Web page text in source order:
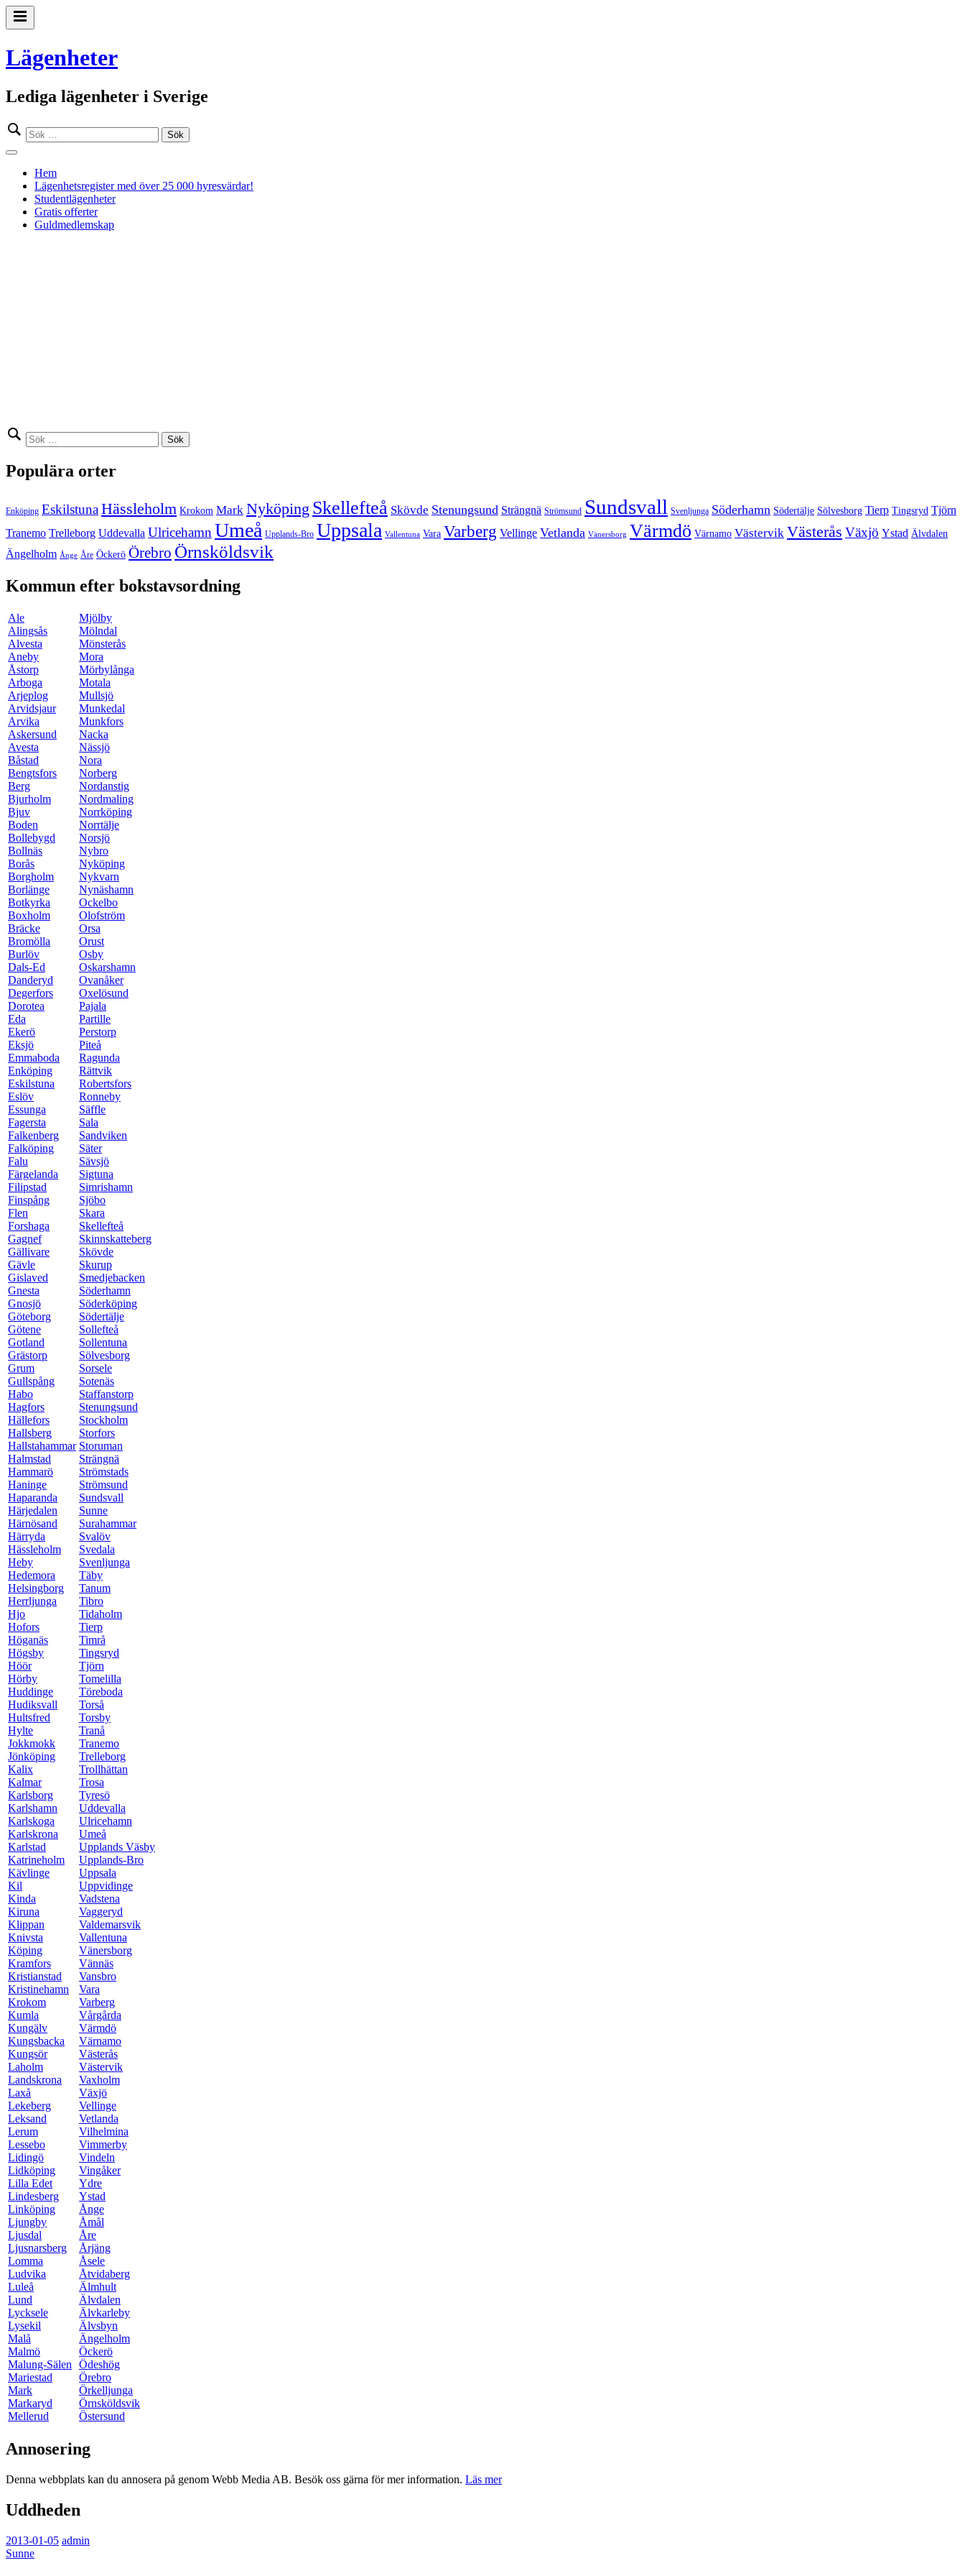
Gå
till
Primär
Lägenheter
Lediga lägenheter i Sverige
Sök
efter:
Stäng
Hem
Lägenhetsregister med över 25 000 hyresvärdar!
Studentlägenheter
Gratis offerter
Guldmedlemskap
Sök
efter:
Populära orter
Enköping EskilstunaHässleholm Krokom Mark Nyköping Skellefteå Skövde Stenungsund Strängnä Strömsund Sundsvall Svenljunga Söderhamn Södertälje Sölvesborg Tierp Tingsryd Tjörn
Tranemo Trelleborg Uddevalla Ulricehamn Umeå Upplands-Bro Uppsala Vallentuna Vara Varberg Vellinge Vetlanda Vänersborg Värmdö Värnamo Västervik Västerås Växjö Ystad Älvdalen
Ängelholm Ånge Åre Öckerö Örebro Örnsköldsvik
Kommun efter bokstavsordning
Ale
Alingsås
Alvesta
Aneby
Åstorp
Arboga
Arjeplog
Arvidsjaur
Arvika
Askersund
Avesta
Båstad
Bengtsfors
Berg
Bjurholm
Bjuv
Boden
Bollebygd
Bollnäs
Borås
Borgholm
Borlänge
Botkyrka
Boxholm
Bräcke
Bromölla
Burlöv
Dals-Ed
Danderyd
Degerfors
Dorotea
Eda
Ekerö
Eksjö
Emmaboda
Enköping
Eskilstuna
Eslöv
Essunga
Fagersta
Falkenberg
Falköping
Falu
Färgelanda
Filipstad
Finspång
Flen
Forshaga
Gagnef
Gällivare
Gävle
Gislaved
Gnesta
Gnosjö
Göteborg
Götene
Gotland
Grästorp
Grum
Gullspång
Habo
Hagfors
Hällefors
Hallsberg
Hallstahammar
Halmstad
Hammarö
Haninge
Haparanda
Härjedalen
Härnösand
Härryda
Hässleholm
Heby
Hedemora
Helsingborg
Herrljunga
Hjo
Hofors
Höganäs
Högsby
Höör
Hörby
Huddinge
Hudiksvall
Hultsfred
Hylte
Jokkmokk
Jönköping
Kalix
Kalmar
Karlsborg
Karlshamn
Karlskoga
Karlskrona
Karlstad
Katrineholm
Kävlinge
Kil
Kinda
Kiruna
Klippan
Knivsta
Köping
Kramfors
Kristianstad
Kristinehamn
Krokom
Kumla
Kungälv
Kungsbacka
Kungsör
Laholm
Landskrona
Laxå
Lekeberg
Leksand
Lerum
Lessebo
Lidingö
Lidköping
Lilla Edet
Lindesberg
Linköping
Ljungby
Ljusdal
Ljusnarsberg
Lomma
Ludvika
Luleå
Lund
Lycksele
Lysekil
Malå
Malmö
Malung-Sälen
Mariestad
Mark
Markaryd
Mellerud
Mjölby
Mölndal
Mönsterås
Mora
Mörbylånga
Motala
Mullsjö
Munkedal
Munkfors
Nacka
Nässjö
Nora
Norberg
Nordanstig
Nordmaling
Norrköping
Norrtälje
Norsjö
Nybro
Nyköping
Nykvarn
Nynäshamn
Ockelbo
Olofström
Orsa
Orust
Osby
Oskarshamn
Ovanåker
Oxelösund
Pajala
Partille
Perstorp
Piteå
Ragunda
Rättvik
Robertsfors
Ronneby
Säffle
Sala
Sandviken
Säter
Sävsjö
Sigtuna
Simrishamn
Sjöbo
Skara
Skellefteå
Skinnskatteberg
Skövde
Skurup
Smedjebacken
Söderhamn
Söderköping
Södertälje
Sollefteå
Sollentuna
Sölvesborg
Sorsele
Sotenäs
Staffanstorp
Stenungsund
Stockholm
Storfors
Storuman
Strängnä
Strömstads
Strömsund
Sundsvall
Sunne
Surahammar
Svalöv
Svedala
Svenljunga
Täby
Tanum
Tibro
Tidaholm
Tierp
Timrå
Tingsryd
Tjörn
Tomelilla
Töreboda
Torså
Torsby
Tranå
Tranemo
Trelleborg
Trollhättan
Trosa
Tyresö
Uddevalla
Ulricehamn
Umeå
Upplands Väsby
Upplands-Bro
Uppsala
Uppvidinge
Vadstena
Vaggeryd
Valdemarsvik
Vallentuna
Vänersborg
Vännäs
Vansbro
Vara
Varberg
Vårgårda
Värmdö
Värnamo
Västerås
Västervik
Vaxholm
Växjö
Vellinge
Vetlanda
Vilhelmina
Vimmerby
Vindeln
Vingåker
Ydre
Ystad
Ånge
Åmål
Åre
Årjäng
Åsele
Åtvidaberg
Älmhult
Älvdalen
Älvkarleby
Älvsbyn
Ängelholm
Öckerö
Ödeshög
Örebro
Örkelljunga
Örnsköldsvik
Östersund
Annosering
Denna webbplats kan du annosera på genom Webb Media AB. Besök oss gärna för mer information. Läs mer
Uddheden
2013-01-05 admin
Sunne